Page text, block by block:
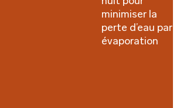
minimiser la
perte d’eau par
évaporation